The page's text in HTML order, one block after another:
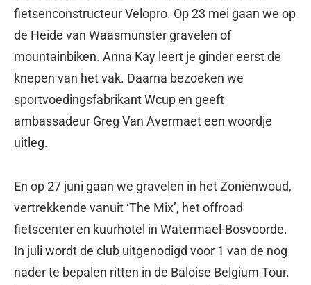
fietsenconstructeur Velopro. Op 23 mei gaan we op
de Heide van Waasmunster gravelen of
mountainbiken. Anna Kay leert je ginder eerst de
knepen van het vak. Daarna bezoeken we
sportvoedingsfabrikant Wcup en geeft
ambassadeur Greg Van Avermaet een woordje
uitleg.
En op 27 juni gaan we gravelen in het Zoniënwoud,
vertrekkende vanuit ‘The Mix’, het offroad
fietscenter en kuurhotel in Watermael-Bosvoorde.
In juli wordt de club uitgenodigd voor 1 van de nog
nader te bepalen ritten in de Baloise Belgium Tour.